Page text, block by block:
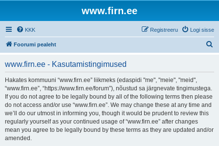
www.firn.ee
KKK Logi sisse
Registreeru
Foorumi pealeht
www.firn.ee - Kasutamistingimused
Hakates kommuuni “www.firn.ee” liikmeks (edaspidi "me", "meie", "meid",
“www.firn.ee”, “https://www.firn.ee/forum”), nõustud sa järgnevate tingimustega.
If you do not agree to be legally bound by all of the following terms then please
do not access and/or use “www.firn.ee”. We may change these at any time and
we’ll do our utmost in informing you, though it would be prudent to review this
regularly yourself as your continued usage of “www.firn.ee” after changes
mean you agree to be legally bound by these terms as they are updated and/or
amended.